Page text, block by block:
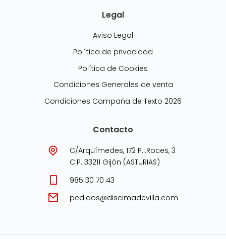
Legal
Aviso Legal
Política de privacidad
Política de Cookies
Condiciones Generales de venta
Condiciones Campaña de Texto 2026
Contacto
C/Arquímedes, 172 P.I.Roces, 3
C.P. 33211 Gijón (ASTURIAS)
985 30 70 43
pedidos@discimadevilla.com